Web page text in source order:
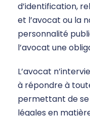
d’identification,
et l’avocat ou la
personnalité
l’avocat une
L’avocat
à répondre à
permettant de
légales en